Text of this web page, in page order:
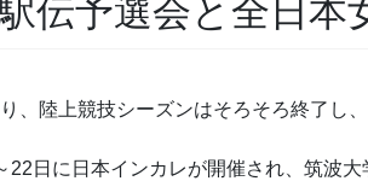
伝予選会と全日本
、陸上競技シーズンはそろそろ終了し
22日に日本インカレが開催され、筑波大